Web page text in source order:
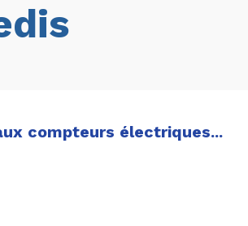
compteurs électriques...